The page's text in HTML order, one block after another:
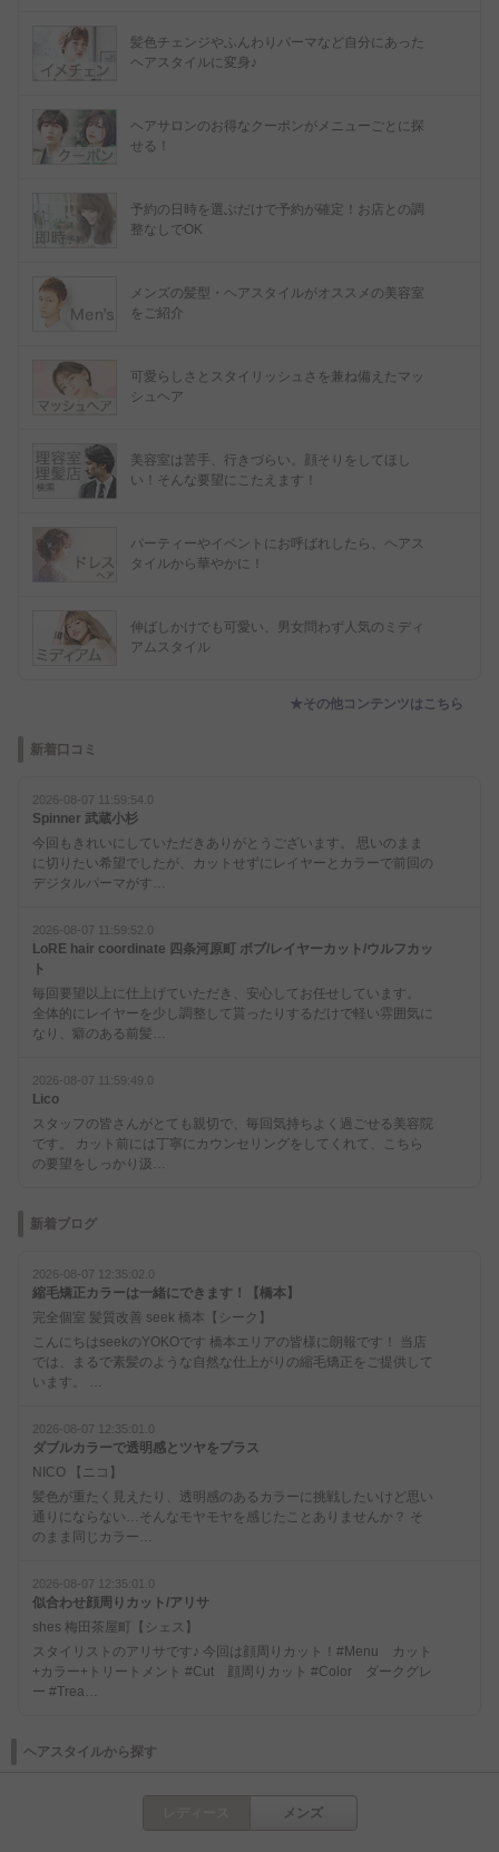
髪色チェンジやふんわりパーマなど自分にあった
ヘアスタイルに変身♪
ヘアサロンのお得なクーポンがメニューごとに探
せる！
予約の日時を選ぶだけで予約が確定！お店との調
整なしでOK
メンズの髪型・ヘアスタイルがオススメの美容室
をご紹介
可愛らしさとスタイリッシュさを兼ね備えたマッ
シュヘア
美容室は苦手、行きづらい。顔そりをしてほし
い！そんな要望にこたえます！
パーティーやイベントにお呼ばれしたら、ヘアス
タイルから華やかに！
伸ばしかけでも可愛い、男女問わず人気のミディ
アムスタイル
★その他コンテンツはこちら
新着口コミ
2026-08-07 11:59:54.0
Spinner 武蔵小杉
今回もきれいにしていただきありがとうございます。 思いのまま
に切りたい希望でしたが、カットせずにレイヤーとカラーで前回の
デジタルパーマがす…
2026-08-07 11:59:52.0
LoRE hair coordinate 四条河原町 ボブ/レイヤーカット/ウルフカッ
ト
毎回要望以上に仕上げていただき、安心してお任せしています。
全体的にレイヤーを少し調整して貰ったりするだけで軽い雰囲気に
なり、癖のある前髪…
2026-08-07 11:59:49.0
Lico
スタッフの皆さんがとても親切で、毎回気持ちよく過ごせる美容院
です。 カット前には丁寧にカウンセリングをしてくれて、こちら
の要望をしっかり汲…
新着ブログ
2026-08-07 12:35:02.0
縮毛矯正カラーは一緒にできます！【橋本】
完全個室 髪質改善 seek 橋本【シーク】
こんにちはseekのYOKOです 橋本エリアの皆様に朗報です！ 当店
では、まるで素髪のような自然な仕上がりの縮毛矯正をご提供して
います。 …
2026-08-07 12:35:01.0
ダブルカラーで透明感とツヤをプラス
NICO 【ニコ】
髪色が重たく見えたり、透明感のあるカラーに挑戦したいけど思い
通りにならない…そんなモヤモヤを感じたことありませんか？ そ
のまま同じカラー…
2026-08-07 12:35:01.0
似合わせ顔周りカット/アリサ
shes 梅田茶屋町【シェス】
スタイリストのアリサです♪ 今回は顔周りカット！#Menu カット
+カラー+トリートメント #Cut 顔周りカット #Color ダークグレ
ー #Trea…
ヘアスタイルから探す
メンズ